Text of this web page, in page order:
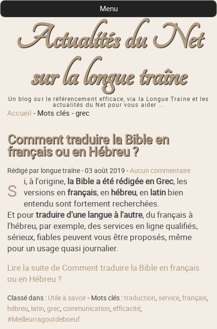
Actualités du Net
sur la longue traîne
Un blog sur le référencement efficace, via la Longue Traine et les
actualités du Net pour vous aider ...
Menu
Accueil - Mots clés -grec
Comment traduire la Bible en
français ou en Hébreu ?
Rédigé par longue traîne -03 août 2019 -Aucun commentaire
S i, à l'origine, la Bible a été rédigée en Grec, les
versions enfrançais, en hébreu, en latin bien
entendu sont fortement recherchées.
Et pourtraduire d'une langue à l'autre, du français à
l'hébreu, par exemple, des services en ligne qualifiés,
sérieux, fiables peuvent vous être proposés, même
pour un usage quasi journalier.
Lire la suite de Comment traduire la Bible en français
ou en Hébreu ?
Classé dans : Utile à savoir- Mots clés :traduction, service,français,
hébreu, latin,grec,communication,efficacité,
#Meilleurragoutdeboeuf